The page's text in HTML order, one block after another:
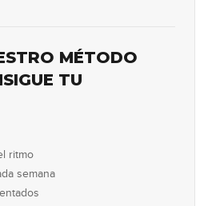
Groove Funk en E
MÉTODO
TU
ritmo
semana